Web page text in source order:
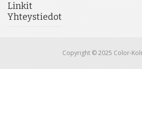
Linkit
Yhteystiedot
Copyright © 2025 Color-